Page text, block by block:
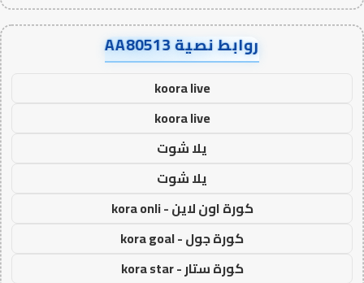
روابط نصية AA80513
koora live
koora live
يلا شوت
يلا شوت
كورة اون لاين - kora onli
كورة جول - kora goal
كورة ستار - kora star